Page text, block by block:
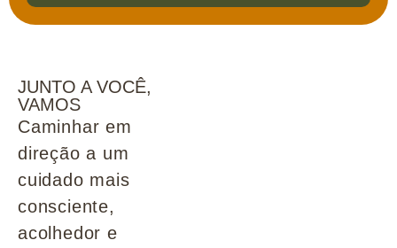
JUNTO A VOCÊ,
VAMOS
Caminhar em
direção a um
cuidado mais
consciente,
acolhedor e